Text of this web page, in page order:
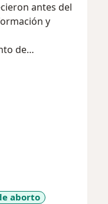
antes del
y
de
aborto